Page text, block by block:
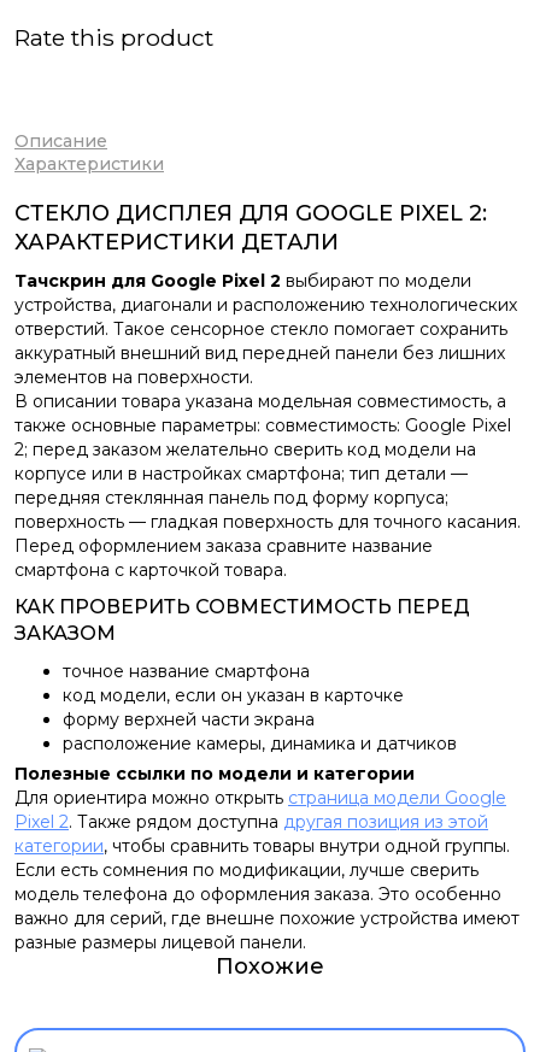
Rate this product
Описание
Характеристики
СТЕКЛО ДИСПЛЕЯ ДЛЯ GOOGLE PIXEL 2:
ХАРАКТЕРИСТИКИ ДЕТАЛИ
Тачскрин для Google Pixel 2 выбирают по модели
устройства, диагонали и расположению технологических
отверстий. Такое сенсорное стекло помогает сохранить
аккуратный внешний вид передней панели без лишних
элементов на поверхности.
В описании товара указана модельная совместимость, а
также основные параметры: совместимость: Google Pixel
2; перед заказом желательно сверить код модели на
корпусе или в настройках смартфона; тип детали —
передняя стеклянная панель под форму корпуса;
поверхность — гладкая поверхность для точного касания.
Перед оформлением заказа сравните название
смартфона с карточкой товара.
КАК ПРОВЕРИТЬ СОВМЕСТИМОСТЬ ПЕРЕД
ЗАКАЗОМ
точное название смартфона
код модели, если он указан в карточке
форму верхней части экрана
расположение камеры, динамика и датчиков
Полезные ссылки по модели и категории
Для ориентира можно открыть страница модели Google
Pixel 2. Также рядом доступна другая позиция из этой
категории, чтобы сравнить товары внутри одной группы.
Если есть сомнения по модификации, лучше сверить
модель телефона до оформления заказа. Это особенно
важно для серий, где внешне похожие устройства имеют
разные размеры лицевой панели.
Похожие